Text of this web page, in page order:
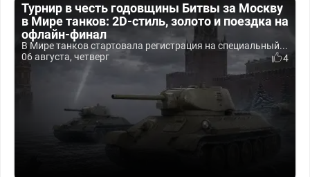
Турнир в честь годовщины Битвы за Москву
в Мире танков: 2D-стиль, золото и поездка на
офлайн-финал
В Мире танков стартовала регистрация на специальный...
06 августа, четверг
4